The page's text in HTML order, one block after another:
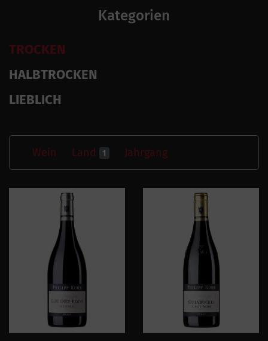
Kategorien
TROCKEN
HALBTROCKEN
LIEBLICH
Wein Land 1 Jahrgang